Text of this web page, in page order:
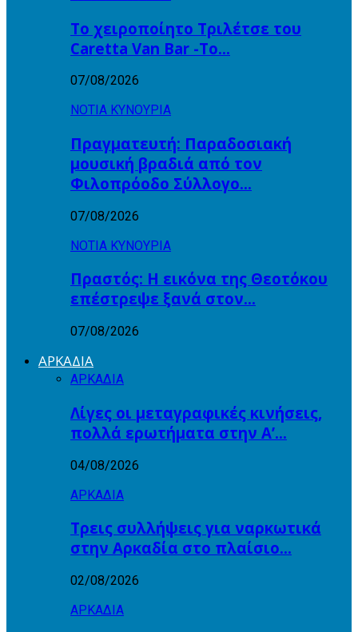
Το χειροποίητο Τριλέτσε του
Caretta Van Bar -Το…
07/08/2026
ΝΟΤΙΑ ΚΥΝΟΥΡΙΑ
Πραγματευτή: Παραδοσιακή
μουσική βραδιά από τον
Φιλοπρόοδο Σύλλογο…
07/08/2026
ΝΟΤΙΑ ΚΥΝΟΥΡΙΑ
Πραστός: Η εικόνα της Θεοτόκου
επέστρεψε ξανά στον…
07/08/2026
ΑΡΚΑΔΙΑ
ΑΡΚΑΔΙΑ
Λίγες οι μεταγραφικές κινήσεις,
πολλά ερωτήματα στην Α’…
04/08/2026
ΑΡΚΑΔΙΑ
Τρεις συλλήψεις για ναρκωτικά
στην Αρκαδία στο πλαίσιο…
02/08/2026
ΑΡΚΑΔΙΑ